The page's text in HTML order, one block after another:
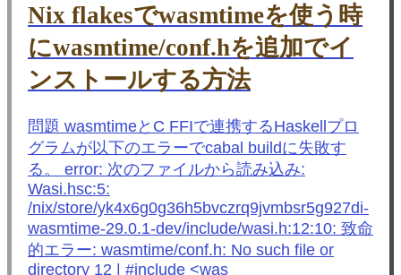
Nix flakesでwasmtimeを使う時
にwasmtime/conf.hを追加でイ
ンストールする方法
問題 wasmtimeとC FFIで連携するHaskellプロ
グラムが以下のエラーでcabal buildに失敗す
る。 error: 次のファイルから読み込み:
Wasi.hsc:5:
/nix/store/yk4x6g0g36h5bvczrq9jvmbsr5g927di-
wasmtime-29.0.1-dev/include/wasi.h:12:10: 致命
的エラー: wasmtime/conf.h: No such file or
directory 12 | #include <was